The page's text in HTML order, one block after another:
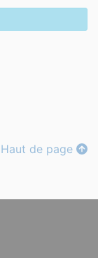
Haut de page